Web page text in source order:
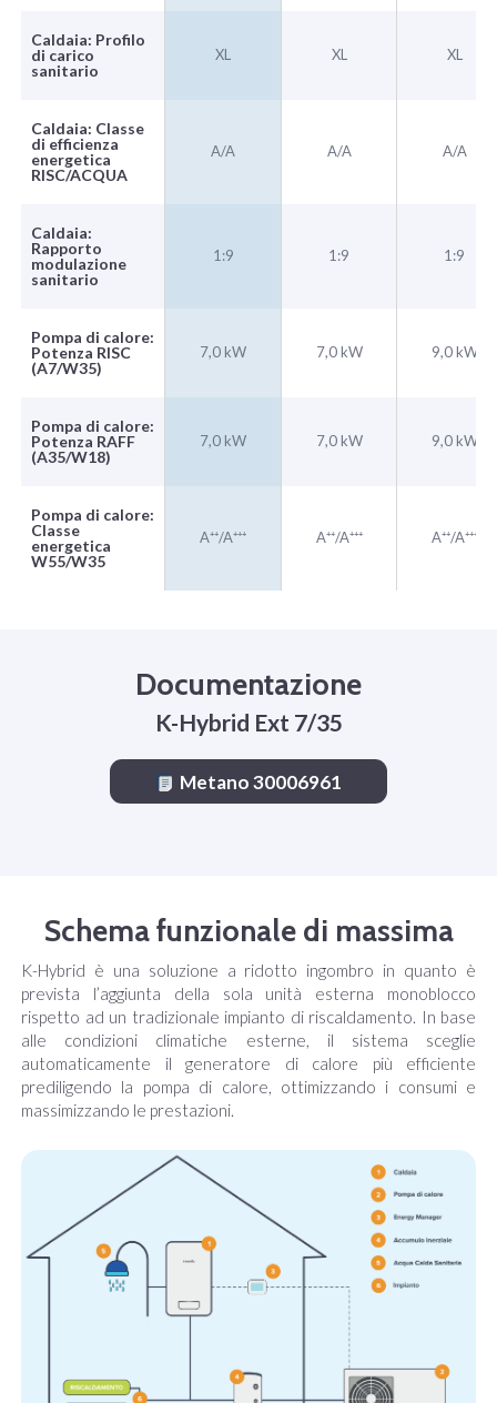
Caldaia: Profilo
di carico
sanitario
XL XL XL
Caldaia: Classe
di efficienza
energetica
RISC/ACQUA
A/A A/A A/A
Caldaia:
Rapporto
modulazione
sanitario
1:9 1:9 1:9
Pompa di calore:
Potenza RISC
(A7/W35)
7,0 kW 7,0 kW 9,0 kW
Pompa di calore:
Potenza RAFF
(A35/W18)
7,0 kW 7,0 kW 9,0 kW
Pompa di calore:
Classe
energetica
W55/W35
A⁺⁺/A⁺⁺⁺ A⁺⁺/A⁺⁺⁺ A⁺⁺/A⁺⁺⁺
Documentazione
K-Hybrid Ext 7/35
Metano 30006961
Schema funzionale di massima
K-Hybrid è una soluzione a ridotto ingombro in quanto è
prevista l’aggiunta della sola unità esterna monoblocco
rispetto ad un tradizionale impianto di riscaldamento. In base
alle condizioni climatiche esterne, il sistema sceglie
automaticamente il generatore di calore più efficiente
prediligendo la pompa di calore, ottimizzando i consumi e
massimizzando le prestazioni.